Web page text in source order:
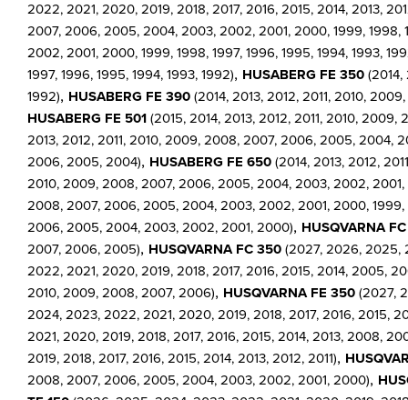
2022, 2021, 2020, 2019, 2018, 2017, 2016, 2015, 2014, 2013,
2007, 2006, 2005, 2004, 2003, 2002, 2001, 2000, 1999, 1998,
2002, 2001, 2000, 1999, 1998, 1997, 1996, 1995, 1994, 1993,
1997, 1996, 1995, 1994, 1993, 1992), HUSABERG FE 350
1992), HUSABERG FE 390(2014, 2013, 2012, 2011, 2010,
HUSABERG FE 501(2015, 2014, 2013, 2012, 2011, 2010,
2013, 2012, 2011, 2010, 2009, 2008, 2007, 2006, 2005, 2004,
2006, 2005, 2004), HUSABERG FE 650(2014, 2013, 2012,
2010, 2009, 2008, 2007, 2006, 2005, 2004, 2003, 2002, 2001,
2008, 2007, 2006, 2005, 2004, 2003, 2002, 2001, 2000, 1999,
2006, 2005, 2004, 2003, 2002, 2001, 2000), HUSQVARNA
2007, 2006, 2005), HUSQVARNA FC 350(2027, 2026, 2025,
2022, 2021, 2020, 2019, 2018, 2017, 2016, 2015, 2014, 2005,
2010, 2009, 2008, 2007, 2006), HUSQVARNA FE 350(2027,
2024, 2023, 2022, 2021, 2020, 2019, 2018, 2017, 2016, 2015,
2021, 2020, 2019, 2018, 2017, 2016, 2015, 2014, 2013, 2008,
2019, 2018, 2017, 2016, 2015, 2014, 2013, 2012, 2011),
2008, 2007, 2006, 2005, 2004, 2003, 2002, 2001, 2000),